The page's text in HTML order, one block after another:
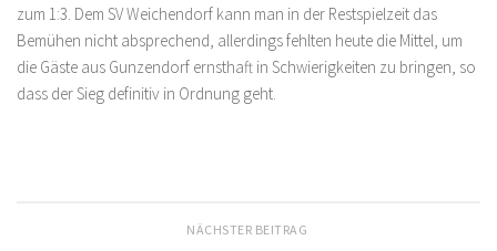
zum 1:3. Dem SV Weichendorf kann man in der Restspielzeit das
Bemühen nicht absprechend, allerdings fehlten heute die Mittel, um
die Gäste aus Gunzendorf ernsthaft in Schwierigkeiten zu bringen, so
dass der Sieg definitiv in Ordnung geht.
NÄCHSTER BEITRAG